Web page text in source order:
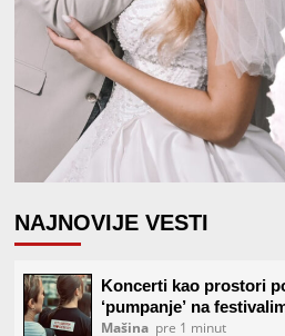
NAJNOVIJE VESTI